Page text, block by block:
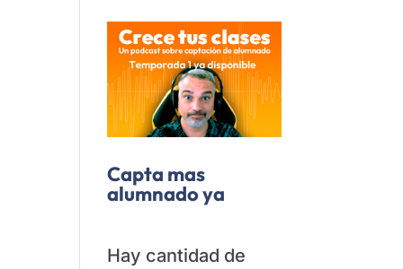
Capta mas
alumnado ya
Hay cantidad de